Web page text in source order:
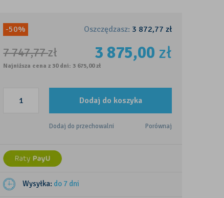
-50% Oszczędzasz: 3 872,77 zł
7 747,77zł 3 875,00 zł
Najniższa cena z 30 dni: 3 675,00 zł
Dodaj do koszyka
Dodaj do przechowalni Porównaj
Wysyłka: do 7 dni